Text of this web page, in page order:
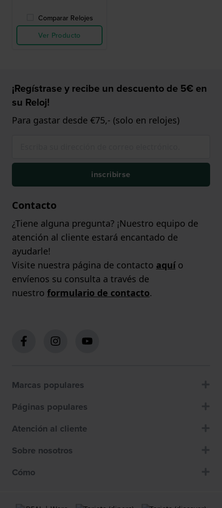
Comparar Relojes
Ver Producto
¡Regístrase y recibe un descuento de 5€ en
su Reloj!
Para gastar desde €75,- (solo en relojes)
inscribirse
Contacto
¿Tiene alguna pregunta? ¡Nuestro equipo de
atención al cliente estará encantado de
ayudarle!
Visite nuestra página de contacto aquío
envíenos su consulta a través de
nuestro formulario de contacto.
Marcas populares
Páginas populares
Atención al cliente
Sobre nosotros
Cómo